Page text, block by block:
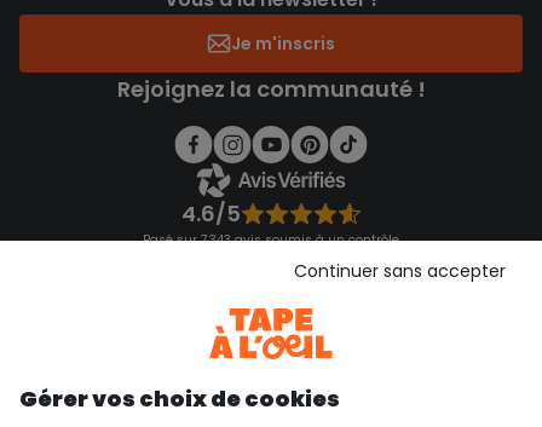
Je m'inscris
Rejoignez la communauté !
4.6/5
Basé sur 7 343 avis soumis à un contrôle
Consulter les CGU
Gérer vos choix de cookies
Continuer sans accepter